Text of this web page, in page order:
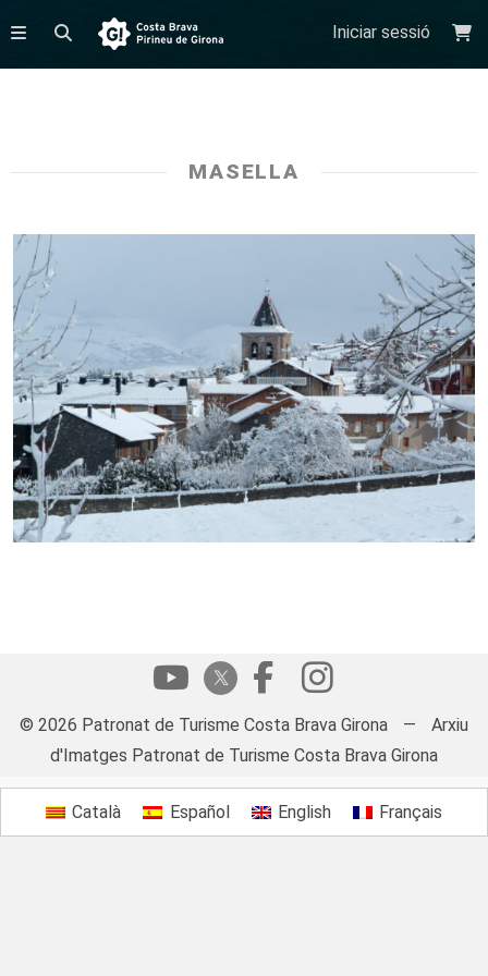
Iniciar sessió
MASELLA
© 2026 Patronat de Turisme Costa Brava Girona —
Arxiu
d'Imatges Patronat de Turisme Costa Brava Girona
Català Español English Français